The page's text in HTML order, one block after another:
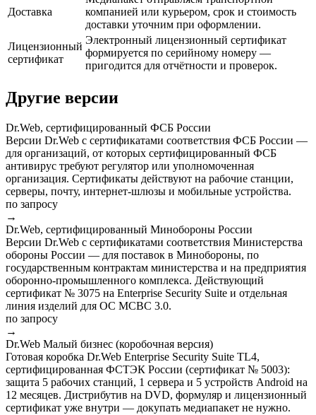
Доставка
компанией или курьером, срок и стоимость
доставки уточним при оформлении.
Лицензионный
сертификат
Электронный лицензионный сертификат
формируется по серийному номеру —
пригодится для отчётности и проверок.
Другие версии
Dr.Web, сертифицированный ФСБ России
Версии Dr.Web с сертификатами соответствия ФСБ России —
для организаций, от которых сертифицированный ФСБ
антивирус требуют регулятор или уполномоченная
организация. Сертификаты действуют на рабочие станции,
серверы, почту, интернет-шлюзы и мобильные устройства.
по запросу
→
Dr.Web, сертифицированный Минобороны России
Версии Dr.Web с сертификатами соответствия Министерства
обороны России — для поставок в Минобороны, по
государственным контрактам министерства и на предприятия
оборонно-промышленного комплекса. Действующий
сертификат № 3075 на Enterprise Security Suite и отдельная
линия изделий для ОС МСВС 3.0.
по запросу
→
Dr.Web Малый бизнес (коробочная версия)
Готовая коробка Dr.Web Enterprise Security Suite TL4,
сертифицированная ФСТЭК России (сертификат № 5003):
защита 5 рабочих станций, 1 сервера и 5 устройств Android на
12 месяцев. Дистрибутив на DVD, формуляр и лицензионный
сертификат уже внутри — докупать медиапакет не нужно.